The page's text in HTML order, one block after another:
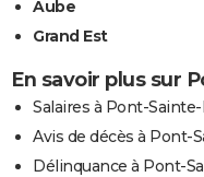
Aube
Grand Est
En savoir plus sur
Salaires à Pont-
Avis de décès à Pont-
Délinquance à Pont-